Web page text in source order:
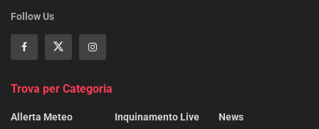
Follow Us
Trova per Categoria
Allerta Meteo
Inquinamento Live
News